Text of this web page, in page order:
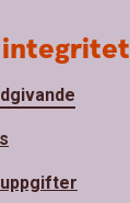
integritet